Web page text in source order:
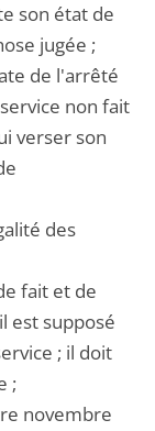
son état de
jugée ;
de l'arrêté
non fait
verser son
des
fait et de
est supposé
; il doit
;
novembre